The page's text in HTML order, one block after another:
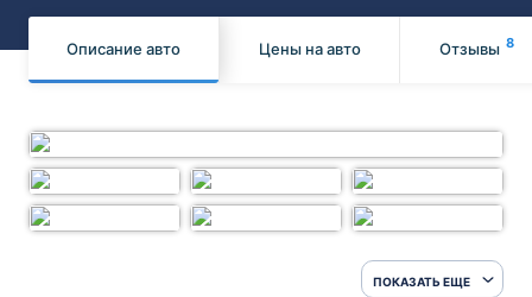
Описание авто Цены на авто Отзывы 8
ПОКАЗАТЬ ЕЩЕ